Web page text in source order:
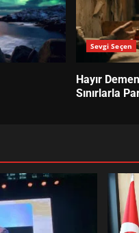
Sevgi Seçen
Hayır
Sınırlarla